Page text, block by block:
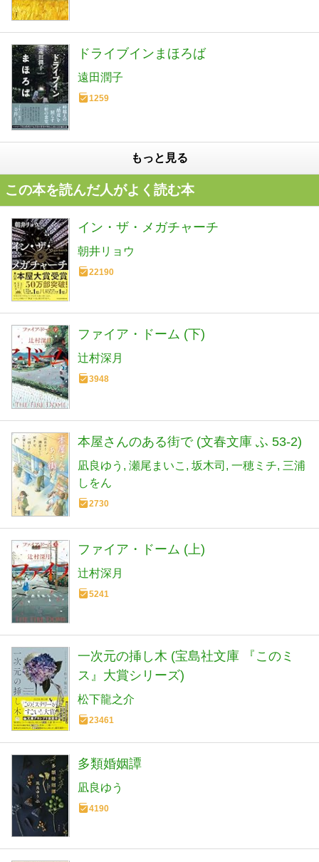
ドライブインまほろば
遠田潤子
1259
もっと見る
この本を読んだ人がよく読む本
イン・ザ・メガチャーチ
朝井リョウ
22190
ファイア・ドーム (下)
辻村深月
3948
本屋さんのある街で (文春文庫 ふ 53-2)
凪良ゆう 瀬尾まいこ 坂木司 一穂ミチ 三浦
しをん
2730
ファイア・ドーム (上)
辻村深月
5241
一次元の挿し木 (宝島社文庫 『このミ
ス』大賞シリーズ)
松下龍之介
23461
多類婚姻譚
凪良ゆう
4190